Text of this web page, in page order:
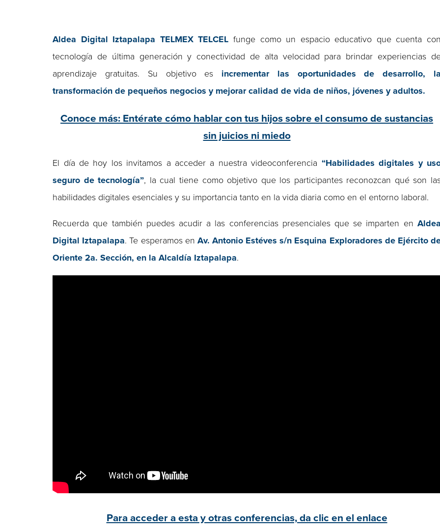
Aldea Digital Iztapalapa TELMEX TELCEL funge como un espacio educativo que cuenta
tecnología de última generación y conectividad de alta velocidad para brindar experiencias
aprendizaje gratuitas. Su objetivo es incrementar las oportunidades de desarrollo,
transformación de pequeños negocios y mejorar calidad de vida de niños, jóvenes y adultos.
Conoce más: Entérate cómo hablar con tus hijos sobre el consumo de sustancias
sin juicios ni miedo
El día de hoy los invitamos a acceder a nuestra videoconferencia “Habilidades digitales y
seguro de tecnología”, la cual tiene como objetivo que los participantes reconozcan qué son
habilidades digitales esenciales y su importancia tanto en la vida diaria como en el entorno laboral.
Recuerda que también puedes acudir a las conferencias presenciales que se imparten en
Digital Iztapalapa. Te esperamos en Av. Antonio Estéves s/n Esquina Exploradores de Ejército
Oriente 2a. Sección, en la Alcaldía Iztapalapa.
Para acceder a esta y otras conferencias, da clic en el enlace